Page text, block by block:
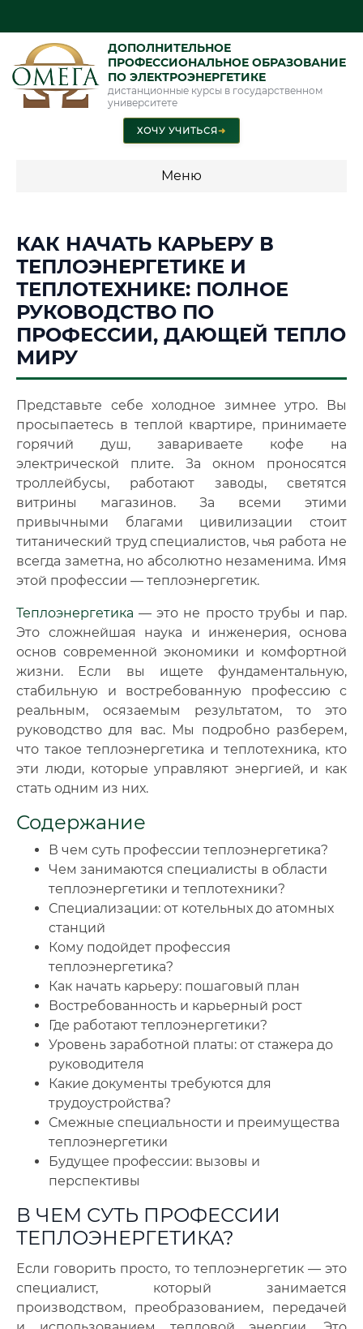
ДОПОЛНИТЕЛЬНОЕ
ПРОФЕССИОНАЛЬНОЕ ОБРАЗОВАНИЕ
ПО ЭЛЕКТРОЭНЕРГЕТИКЕ
дистанционные курсы в государственном
университете
ХОЧУ УЧИТЬСЯ➜
Меню
Стоимость по программам обучения "Электроэнергетика"
📜 Документы и аккредитация
КАК НАЧАТЬ КАРЬЕРУ В
ТЕПЛОЭНЕРГЕТИКЕ И
ТЕПЛОТЕХНИКЕ: ПОЛНОЕ
РУКОВОДСТВО ПО
ПРОФЕССИИ, ДАЮЩЕЙ ТЕПЛО
МИРУ
Представьте себе холодное зимнее утро. Вы
просыпаетесь в теплой квартире, принимаете
горячий душ, завариваете кофе на
электрической плите. За окном проносятся
троллейбусы, работают заводы, светятся
витрины магазинов. За всеми этими
привычными благами цивилизации стоит
титанический труд специалистов, чья работа не
всегда заметна, но абсолютно незаменима. Имя
этой профессии — теплоэнергетик.
Теплоэнергетика — это не просто трубы и пар.
Это сложнейшая наука и инженерия, основа
основ современной экономики и комфортной
жизни. Если вы ищете фундаментальную,
стабильную и востребованную профессию с
реальным, осязаемым результатом, то это
руководство для вас. Мы подробно разберем,
что такое теплоэнергетика и теплотехника, кто
эти люди, которые управляют энергией, и как
стать одним из них.
Содержание
В чем суть профессии теплоэнергетика?
Чем занимаются специалисты в области
теплоэнергетики и теплотехники?
Специализации: от котельных до атомных
станций
Кому подойдет профессия
теплоэнергетика?
Как начать карьеру: пошаговый план
Востребованность и карьерный рост
Где работают теплоэнергетики?
Уровень заработной платы: от стажера до
руководителя
Какие документы требуются для
трудоустройства?
Смежные специальности и преимущества
теплоэнергетики
Будущее профессии: вызовы и
перспективы
В ЧЕМ СУТЬ ПРОФЕССИИ
ТЕПЛОЭНЕРГЕТИКА?
Если говорить просто, то теплоэнергетик — это
специалист, который занимается
производством, преобразованием, передачей